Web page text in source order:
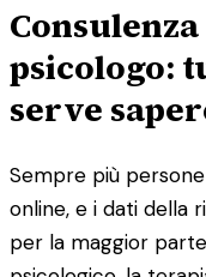
psicologo:
serve
Sempre più
online, e i dati della
per la maggior